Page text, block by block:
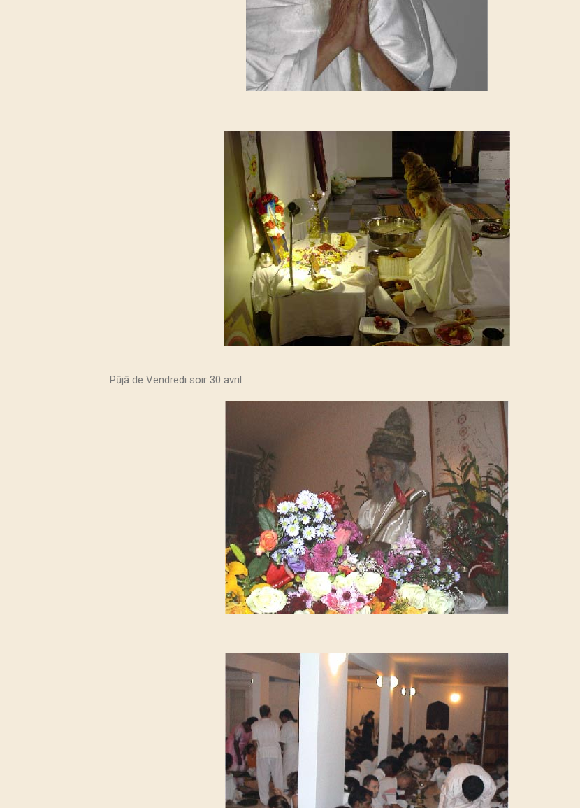
Pūjā de Vendredi soir 30 avril